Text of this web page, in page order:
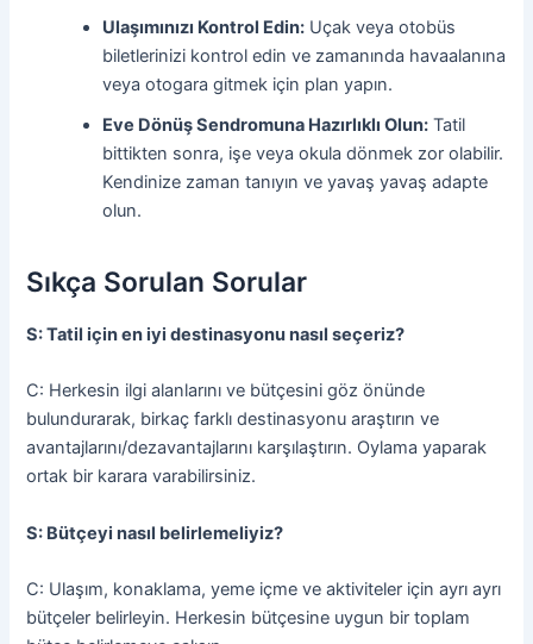
Ulaşımınızı Kontrol Edin: Uçak veya otobüs
biletlerinizi kontrol edin ve zamanında havaalanına
veya otogara gitmek için plan yapın.
Eve Dönüş Sendromuna Hazırlıklı Olun: Tatil
bittikten sonra, işe veya okula dönmek zor olabilir.
Kendinize zaman tanıyın ve yavaş yavaş adapte
olun.
Sıkça Sorulan Sorular
S: Tatil için en iyi destinasyonu nasıl seçeriz?
C: Herkesin ilgi alanlarını ve bütçesini göz önünde
bulundurarak, birkaç farklı destinasyonu araştırın ve
avantajlarını/dezavantajlarını karşılaştırın. Oylama yaparak
ortak bir karara varabilirsiniz.
S: Bütçeyi nasıl belirlemeliyiz?
C: Ulaşım, konaklama, yeme içme ve aktiviteler için ayrı ayrı
bütçeler belirleyin. Herkesin bütçesine uygun bir toplam